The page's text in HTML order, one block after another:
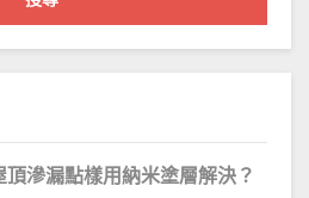
滲漏點樣用納米塗層解決？